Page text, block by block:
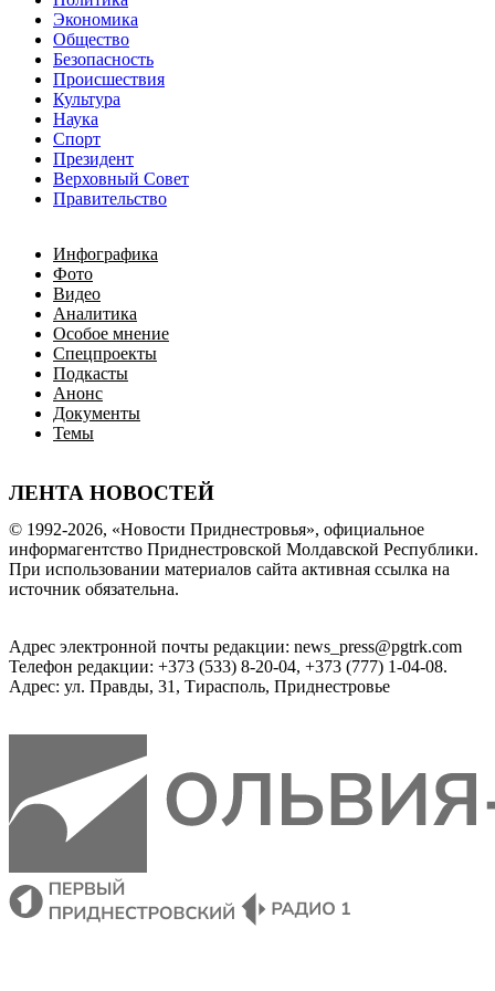
Экономика
Общество
Безопасность
Происшествия
Культура
Наука
Спорт
Президент
Верховный Совет
Правительство
Инфографика
Фото
Видео
Аналитика
Особое мнение
Спецпроекты
Подкасты
Анонс
Документы
Темы
ЛЕНТА НОВОСТЕЙ
© 1992-2026, «Новости Приднестровья», официальное
информагентство Приднестровской Молдавской Республики.
При использовании материалов сайта активная ссылка на
источник обязательна.
Адрес электронной почты редакции: news_press@pgtrk.com
Телефон редакции: +373 (533) 8-20-04, +373 (777) 1-04-08.
Адрес: ул. Правды, 31, Тирасполь, Приднестровье